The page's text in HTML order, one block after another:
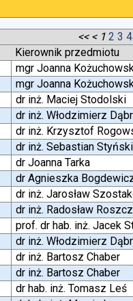
<< < 1 2 3 4
Kierownik przedmiotu
mgr Joanna
mgr Joanna
dr inż. Maciej Stodolski
dr inż. Włodzimierz
dr inż. Krzysztof
dr inż. Sebastian Styński
dr Joanna Tarka
dr Agnieszka
dr inż. Jarosław
dr inż. Radosław
prof. dr hab. inż. Jacek
dr inż. Włodzimierz
dr inż. Bartosz Chaber
dr inż. Bartosz Chaber
dr hab. inż. Tomasz Leś